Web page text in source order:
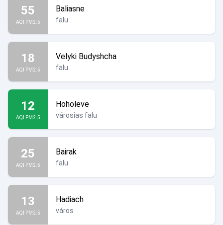
55
AQI PM2.5
Baliasne
falu
18
AQI PM2.5
Velyki Budyshcha
falu
12
AQI PM2.5
Hoholeve
városias falu
25
AQI PM2.5
Bairak
falu
13
AQI PM2.5
Hadiach
város